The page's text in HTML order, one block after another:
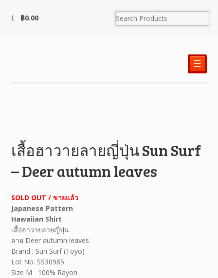
฿0.00
☰
เสื้อฮาวายลายญี่ปุ่น Sun Surf
– Deer autumn leaves
SOLD OUT / ขายแล้ว
Japanese Pattern
Hawaiian Shirt
เสื้อฮาวายลายญี่ปุ่น
ลาย Deer autumn leaves
Brand : Sun Surf (Toyo)
Lot No. SS30985
Size M 100% Rayon